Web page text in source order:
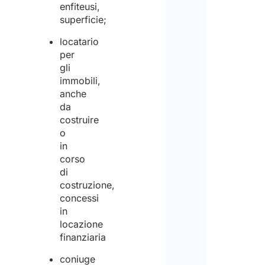
enfiteusi,
superficie;
locatario
per
gli
immobili,
anche
da
costruire
o
in
corso
di
costruzione,
concessi
in
locazione
finanziaria
coniuge